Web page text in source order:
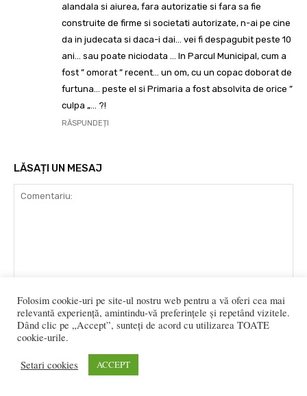
alandala si aiurea, fara autorizatie si fara sa fie
construite de firme si societati autorizate, n-ai pe cine
da in judecata si daca-i dai… vei fi despagubit peste 10
ani… sau poate niciodata … In Parcul Municipal, cum a
fost ” omorat ” recent… un om, cu un copac doborat de
furtuna… peste el si Primaria a fost absolvita de orice ”
culpa „… ?!
RĂSPUNDEȚI
LĂSAȚI UN MESAJ
Comentariu:
Folosim cookie-uri pe site-ul nostru web pentru a vă oferi cea mai
relevantă experiență, amintindu-vă preferințele și repetând vizitele.
Dând clic pe „Accept”, sunteți de acord cu utilizarea TOATE
cookie-urile.
Setari cookies ACCEPT